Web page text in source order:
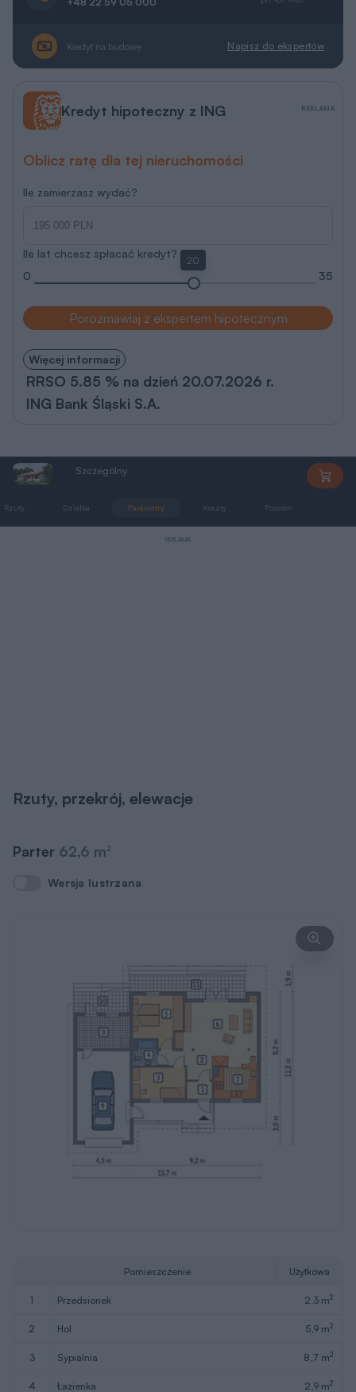
Kredyt na budowę Napisz do ekspertów
Kredyt hipoteczny z ING
Oblicz ratę dla tej nieruchomości
Ile zamierzasz wydać?
Ile lat chcesz spłacać kredyt?
0
20
35
Porozmawiaj z ekspertem hipotecznym
Więcej informacji
RRSO 5.85 % na dzień 20.07.2026 r.
ING Bank Śląski S.A.
REKLAMA
Szczególny
Rzuty Działka Parametry Koszty Podobne
REKLAMA
Rzuty, przekrój, elewacje
Parter 62,6 m2
Wersja lustrzana
Wersja lustrzana
Pomieszczenie Użytkowa
1 przedsionek 2,3 m2
2 hol 5,9 m2
3 sypialnia 8,7 m2
4 łazienka 2,9 m2